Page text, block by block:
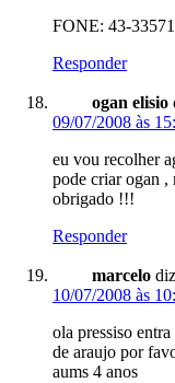
FONE: 43-
Responder
ogan elisio
09/07/2008 às
eu vou recolher
pode criar ogan ,
obrigado !!!
Responder
marcelo
10/07/2008 às
ola pressiso
de araujo por
aums 4 anos